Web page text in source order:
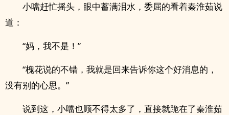
小噹赶忙摇头，眼中蓄满泪水，委屈的看着秦淮茹说
道：
“妈，我不是！”
“槐花说的不错，我就是回来告诉你这个好消息的，
没有别的心思。”
说到这，小噹也顾不得太多了，直接就跪在了秦淮茹